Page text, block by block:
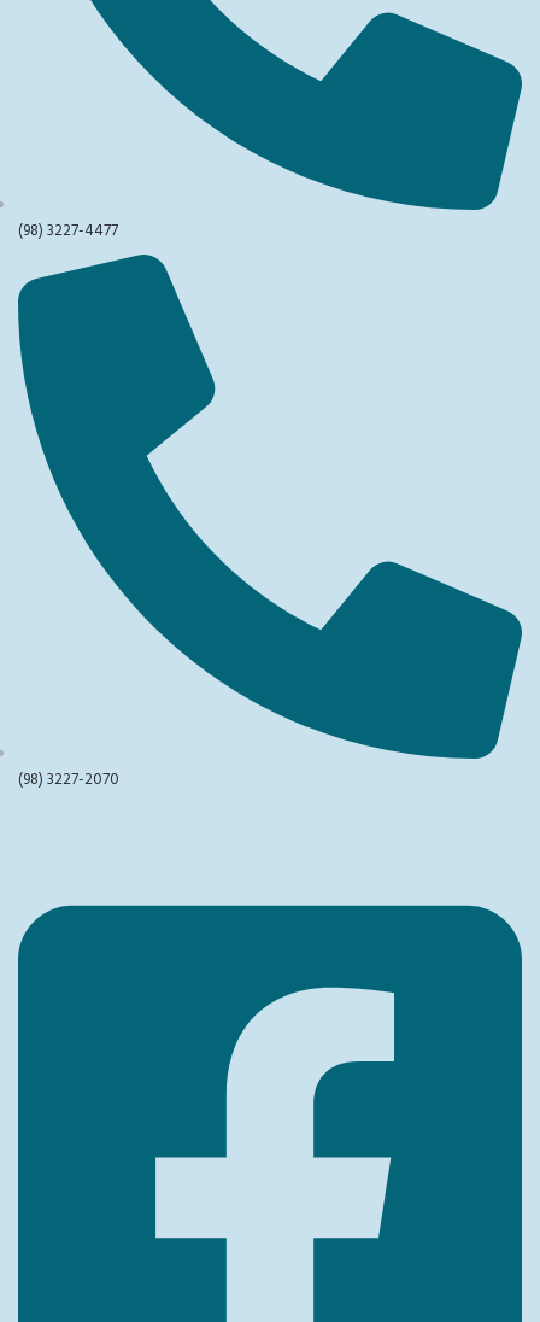
(98) 3227-4477
(98) 3227-2070